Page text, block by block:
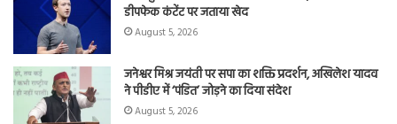
डीपफेक कंटेंट पर जताया खेद
August 5, 2026
जनेश्वर मिश्र जयंती पर सपा का शक्ति प्रदर्शन, अखिलेश यादव
ने पीडीए में ‘पंडित’ जोड़ने का दिया संदेश
August 5, 2026